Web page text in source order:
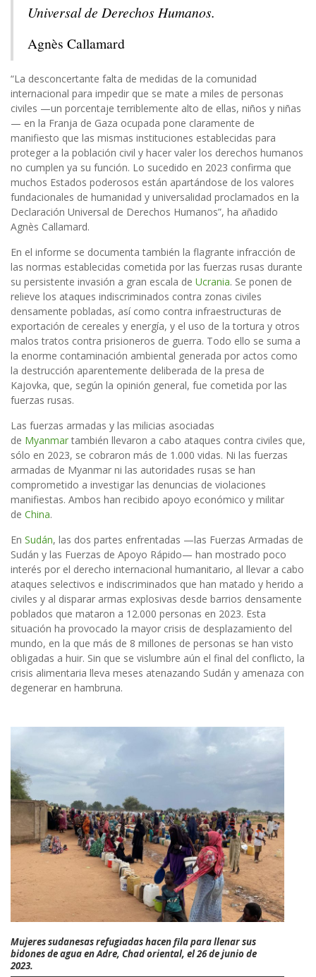
Universal de Derechos Humanos.
Agnès Callamard
“La desconcertante falta de medidas de la comunidad
internacional para impedir que se mate a miles de personas
civiles —un porcentaje terriblemente alto de ellas, niños y niñas
— en la Franja de Gaza ocupada pone claramente de
manifiesto que las mismas instituciones establecidas para
proteger a la población civil y hacer valer los derechos humanos
no cumplen ya su función. Lo sucedido en 2023 confirma que
muchos Estados poderosos están apartándose de los valores
fundacionales de humanidad y universalidad proclamados en la
Declaración Universal de Derechos Humanos”, ha añadido
Agnès Callamard.
En el informe se documenta también la flagrante infracción de
las normas establecidas cometida por las fuerzas rusas durante
su persistente invasión a gran escala de Ucrania. Se ponen de
relieve los ataques indiscriminados contra zonas civiles
densamente pobladas, así como contra infraestructuras de
exportación de cereales y energía, y el uso de la tortura y otros
malos tratos contra prisioneros de guerra. Todo ello se suma a
la enorme contaminación ambiental generada por actos como
la destrucción aparentemente deliberada de la presa de
Kajovka, que, según la opinión general, fue cometida por las
fuerzas rusas.
Las fuerzas armadas y las milicias asociadas
de Myanmartambién llevaron a cabo ataques contra civiles que,
sólo en 2023, se cobraron más de 1.000 vidas. Ni las fuerzas
armadas de Myanmar ni las autoridades rusas se han
comprometido a investigar las denuncias de violaciones
manifiestas. Ambos han recibido apoyo económico y militar
de China.
En Sudán, las dos partes enfrentadas —las Fuerzas Armadas de
Sudán y las Fuerzas de Apoyo Rápido— han mostrado poco
interés por el derecho internacional humanitario, al llevar a cabo
ataques selectivos e indiscriminados que han matado y herido a
civiles y al disparar armas explosivas desde barrios densamente
poblados que mataron a 12.000 personas en 2023. Esta
situación ha provocado la mayor crisis de desplazamiento del
mundo, en la que más de 8 millones de personas se han visto
obligadas a huir. Sin que se vislumbre aún el final del conflicto, la
crisis alimentaria lleva meses atenazando Sudán y amenaza con
degenerar en hambruna.
Mujeres sudanesas refugiadas hacen fila para llenar sus
bidones de agua en Adre, Chad oriental, el 26 de junio de
2023.